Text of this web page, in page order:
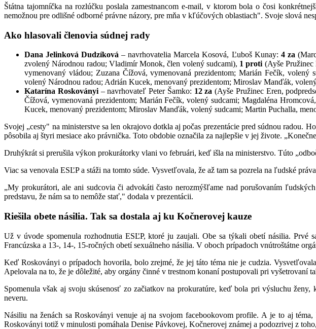
Štátna tajomníčka na rozlúčku poslala zamestnancom e-mail, v ktorom bola o čosi
nemožnou pre odlišné odborné právne názory, pre mňa v kľúčových oblastiach". Svoje slová
Ako hlasovali členovia súdnej rady
Dana Jelinková Dudzíková– navrhovatelia Marcela Kosová, Ľuboš Kunay: 4 za
zvolený Národnou radou; Vladimír Monok, člen volený sudcami), 1 proti(Ayše Pružinec
vymenovaný vládou; Zuzana Čížová, vymenovaná prezidentom; Marián Fečík,
volený Národnou radou; Adrián Kucek, menovaný prezidentom; Miroslav Manďák,
Katarína Roskoványi – navrhovateľ Peter Šamko: 12 za (Ayše Pružinec Eren,
Čížová, vymenovaná prezidentom; Marián Fečík, volený sudcami; Magdaléna
Kucek, menovaný prezidentom; Miroslav Manďák, volený sudcami; Martin Puchalla,
Svojej „cesty" na ministerstve sa len okrajovo dotkla aj počas prezentácie pred súdnou radou.
pôsobila aj štyri mesiace ako právnička. Toto obdobie označila za najlepšie v jej živote.
Druhýkrát si prerušila výkon prokurátorky vlani vo februári, keď išla na ministerstvo. Túto
Viac sa venovala ESĽP a stáži na tomto súde. Vysvetľovala, že až tam sa pozrela na ľudské
„My prokurátori, ale ani sudcovia či advokáti často nerozmýšľame nad porušovaním
predstavu, že nám sa to nemôže stať," dodala v prezentácii.
Riešila obete násilia. Tak sa dostala aj ku Kočnerovej kauze
Už v úvode spomenula rozhodnutia ESĽP, ktoré ju zaujali. Obe sa týkali obetí násilia.
Francúzska a 13-, 14-, 15-ročných obetí sexuálneho násilia. V oboch prípadoch vnútroštátne
Keď Roskoványi o prípadoch hovorila, bolo zrejmé, že jej táto téma nie je cudzia.
Apelovala na to, že je dôležité, aby orgány činné v trestnom konaní postupovali pri
Spomenula však aj svoju skúsenosť zo začiatkov na prokuratúre, keď bola pri výsluchu
neveru.
Násiliu na ženách sa Roskoványi venuje aj na svojom facebookovom profile. A je to aj
Roskoványi totiž v minulosti pomáhala Denise Pávkovej, Kočnerovej známej a podozrivej z